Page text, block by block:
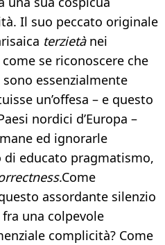
Il suo peccato originale
terzietànei
se riconoscere che
essenzialmente
un’offesa – e questo
nordici d’Europa –
ed ignorarle
di educato pragmatismo,
.Come
assordante silenzio
una colpevole
complicità? Come